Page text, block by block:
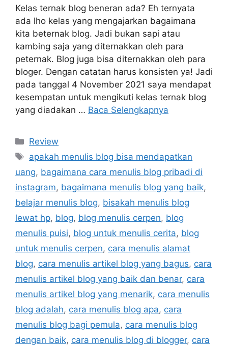
Kelas ternak blog beneran ada? Eh ternyata
ada lho kelas yang mengajarkan bagaimana
kita beternak blog. Jadi bukan sapi atau
kambing saja yang diternakkan oleh para
peternak. Blog juga bisa diternakkan oleh para
bloger. Dengan catatan harus konsisten ya! Jadi
pada tanggal 4 November 2021 saya mendapat
kesempatan untuk mengikuti kelas ternak blog
yang diadakan … Baca Selengkapnya
Kategori
Review
Tag
apakah menulis blog bisa mendapatkan
uang, bagaimana cara menulis blog pribadi di
instagram, bagaimana menulis blog yang baik,
belajar menulis blog, bisakah menulis blog
lewat hp, blog, blog menulis cerpen, blog
menulis puisi, blog untuk menulis cerita, blog
untuk menulis cerpen, cara menulis alamat
blog, cara menulis artikel blog yang bagus, cara
menulis artikel blog yang baik dan benar, cara
menulis artikel blog yang menarik, cara menulis
blog adalah, cara menulis blog apa, cara
menulis blog bagi pemula, cara menulis blog
dengan baik, cara menulis blog di blogger, cara